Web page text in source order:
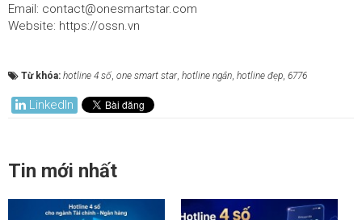
Email: contact@onesmartstar.com
Website: https://ossn.vn
Từ khóa: hotline 4 số one smart star, hotline ngắn hotline đẹp 6776
LinkedIn
Tin mới nhất